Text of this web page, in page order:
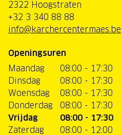
2322 Hoogstraten
+32 3 340 88 88
info@karchercentermaes.be
Openingsuren
Maandag
08:00 - 17:30
Dinsdag
08:00 - 17:30
Woensdag
08:00 - 17:30
Donderdag
08:00 - 17:30
Vrijdag
08:00 - 17:30
Zaterdag
08:00 - 12:00